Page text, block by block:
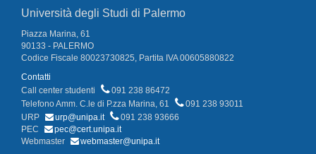
Università degli Studi di Palermo
Piazza Marina, 61
90133 - PALERMO
Codice Fiscale 80023730825, Partita IVA 00605880822
Contatti
Call center studenti
091 238 86472
Telefono Amm. C.le di P.zza Marina, 61
091 238 93011
URP
urp@unipa.it
091 238 93666
PEC
pec@cert.unipa.it
Webmaster
webmaster@unipa.it